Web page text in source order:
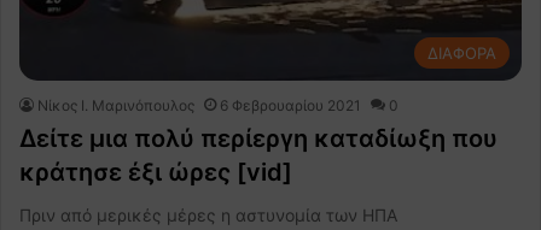
ΔΙΑΦΟΡΑ
Nίκος Ι. Mαρινόπουλος 6 Φεβρουαρίου 2021 0
Δείτε μια πολύ περίεργη καταδίωξη που
κράτησε έξι ώρες [vid]
Πριν από μερικές μέρες η αστυνομία των ΗΠΑ